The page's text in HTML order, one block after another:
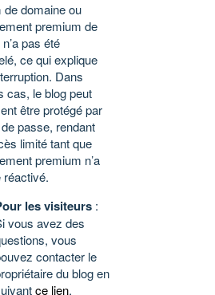
de domaine ou
premium de
pas été
ce qui explique
Dans
cas, le blog peut
être protégé par
passe, rendant
limité tant que
premium n’a
réactivé.
les visiteurs :
vous avez des
vous
contacter le
du blog en
ce lien.